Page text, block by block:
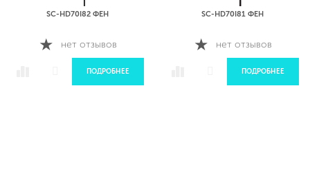
SC-HD70I82 ФЕН
нет отзывов
SC-HD70I81 ФЕН
нет отзывов